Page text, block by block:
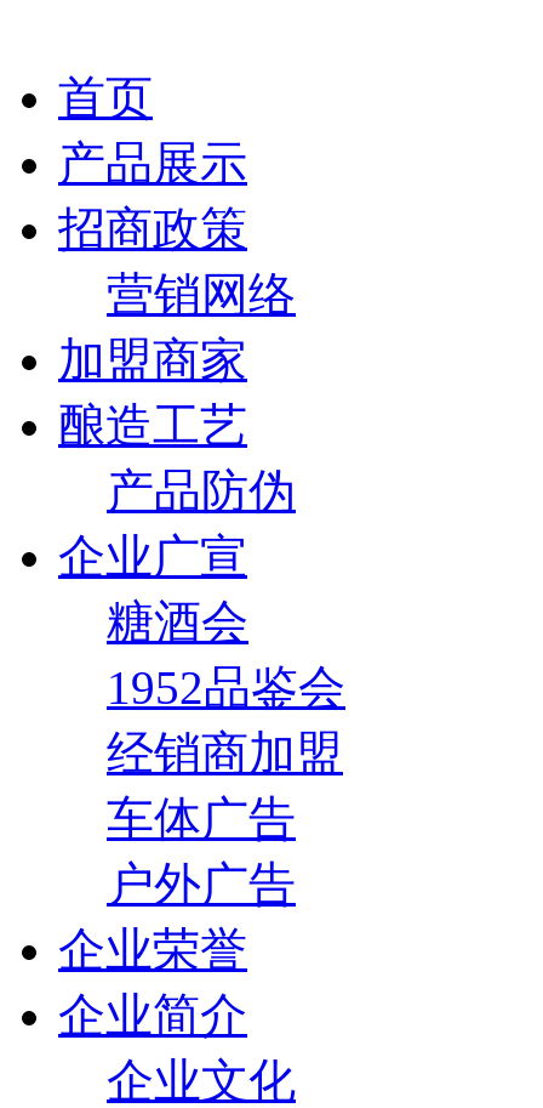
首页
产品展示
招商政策
营销网络
加盟商家
酿造工艺
产品防伪
企业广宣
糖酒会
1952品鉴会
经销商加盟
车体广告
户外广告
企业荣誉
企业简介
企业文化